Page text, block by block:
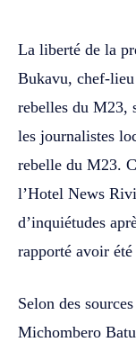
La liberté de la
Bukavu, chef-
rebelles du M23,
les journalistes
rebelle du M23.
l’Hotel News
d’inquiétudes
rapporté avoir été
Selon des
Michombero